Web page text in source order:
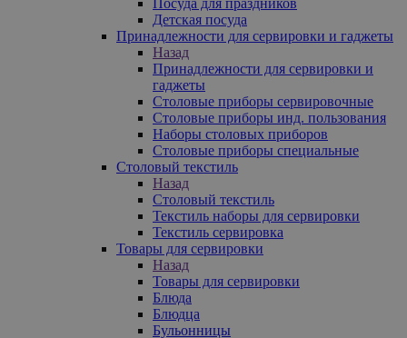
Детская посуда
Принадлежности для сервировки и гаджеты
Назад
Принадлежности для сервировки и
гаджеты
Столовые приборы сервировочные
Столовые приборы инд. пользования
Наборы столовых приборов
Столовые приборы специальные
Столовый текстиль
Назад
Столовый текстиль
Текстиль наборы для сервировки
Текстиль сервировка
Товары для сервировки
Назад
Товары для сервировки
Блюда
Блюдца
Бульонницы